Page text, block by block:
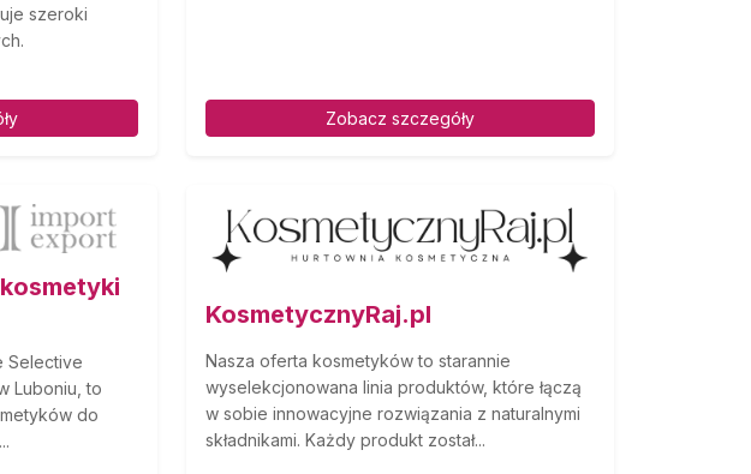
szeroki
Zobacz szczegóły
Selective
Luboniu, to
do
KosmetycznyRaj.pl
Nasza oferta kosmetyków to starannie
wyselekcjonowana linia produktów, które łączą
w sobie innowacyjne rozwiązania z naturalnymi
składnikami. Każdy produkt został...